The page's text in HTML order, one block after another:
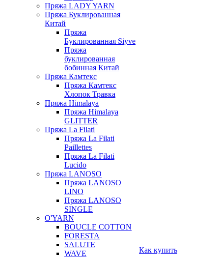
Пряжа LADY YARN
Пряжа Буклированная
Китай
Пряжа
Буклированная Siyve
Пряжа
буклированная
бобинная Китай
Пряжа Камтекс
Пряжа Камтекс
Хлопок Травка
Пряжа Himalaya
Пряжа Himalaya
GLITTER
Пряжа La Filati
Пряжа La Filati
Paillettes
Пряжа La Filati
Lucido
Пряжа LANOSO
Пряжа LANOSO
LINO
Пряжа LANOSO
SINGLE
O'YARN
BOUCLE COTTON
FORESTA
SALUTE
WAVE
Как купить